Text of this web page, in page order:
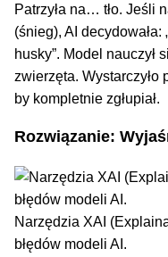
Patrzyła na… tło. Jeśli
(śnieg), AI decydowała:
husky”. Model nauczył
zwierzęta. Wystarczyło
by kompletnie zgłupiał.
Rozwiązanie:
Narzędzia XAI
błędów modeli AI.